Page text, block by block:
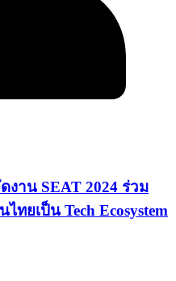
าน SEAT 2024 ร่วม
ทยเป็น Tech Ecosystem